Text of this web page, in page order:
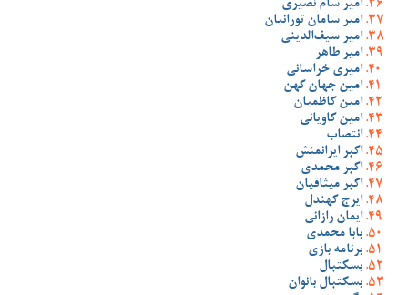
امیر سام نصیری
امیر سامان تورانیان
امیر سیف‌الدینی
امیر طاهر
امیری خراسانی
امین جهان کهن
امین کاظمیان
امین کاویانی
انتصاب
اکبر ایرانمنش
اکبر محمدی
اکبر میثاقیان
ایرج کهندل
ایمان رازانی
بابا محمدی
برنامه بازی
بسکتبال
بسکتبال بانوان